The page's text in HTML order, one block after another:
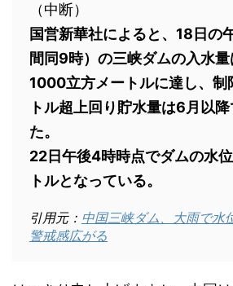
（中断）
国営新華社によると、18日の
間同9時）の三峡ダムの入水
1000立方メートルに達し、制
トル超上回り貯水量は6月以
た。
22日午後4時時点でダムの水
トルとなっている。
引用元： 中国三峡ダム、大雨で
警戒感広がる